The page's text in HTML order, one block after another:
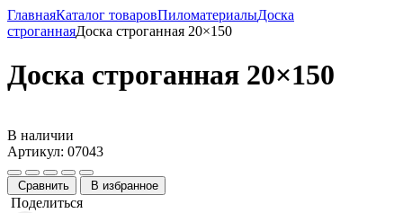
ГлавнаяКаталог товаровПиломатериалыДоска
строганнаяДоска строганная 20×150
Доска строганная 20×150
В наличии
Артикул: 07043
Сравнить В избранное
Поделиться